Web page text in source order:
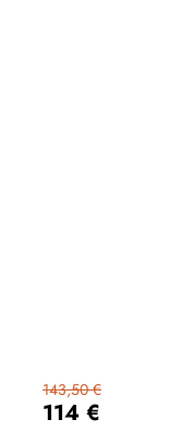
114 €
143,50 €